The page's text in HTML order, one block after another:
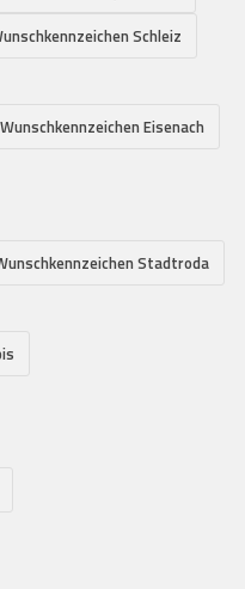
Schleiz
Wunschkennzeichen Eisenach
Stadtroda